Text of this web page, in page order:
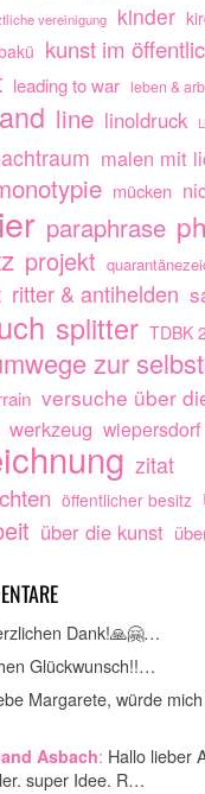
vereinigung kinder
kunst im
leading to war leben &
line linoldruck
malen mit
mücken
paraphrase
projekt
ritter & antihelden
splitter TDBK
zur
versuche über
werkzeug wiepersdorf
zitat
öffentlicher besitz
über die kunst
Dank!🙏🤗…
Glückwunsch!!…
Margarete, würde
Asbach: Hallo lieber
super Idee. R…